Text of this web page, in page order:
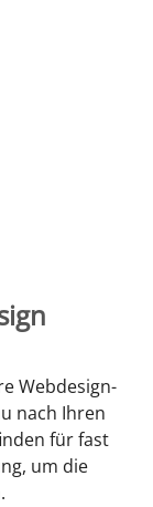
Webdesign-
nach Ihren
für fast
um die